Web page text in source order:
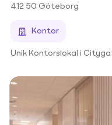
412 50 Göteborg
Kontor
Unik Kontorslokal i